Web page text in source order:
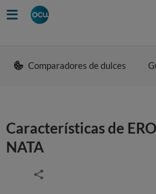
Comparadores de dulces
Características de
NATA